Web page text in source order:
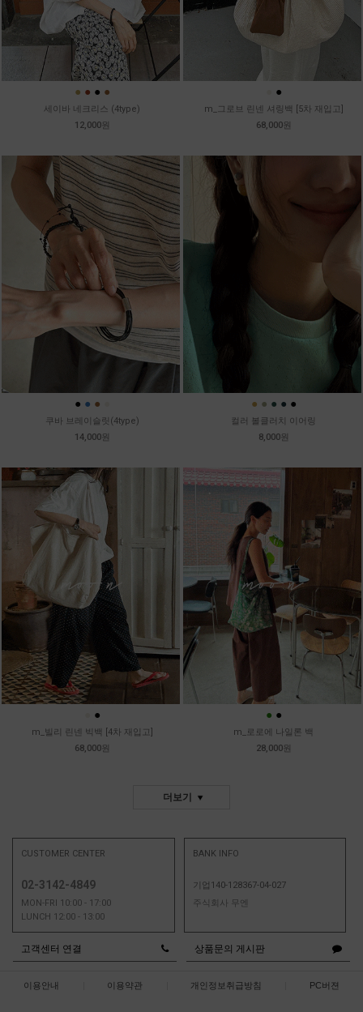
● ● ● ●
세이바 네크리스 (4type)
12,000원
●
m_그로브 린넨 셔링백 [5차 재입고]
68,000원
● ● ●
쿠바 브레이슬릿(4type)
14,000원
● ● ● ● ●
컬러 볼클러치 이어링
8,000원
●
m_빌리 린넨 빅백 [4차 재입고]
68,000원
● ●
m_로로에 나일론 백
28,000원
더보기
CUSTOMER CENTER
02-3142-4849
MON-FRI 10:00 - 17:00
LUNCH 12:00 - 13:00
BANK INFO
기업140-128367-04-027
주식회사 무엔
고객센터 연결 상품문의 게시판
이용안내 이용약관 개인정보취급방침 PC버젼